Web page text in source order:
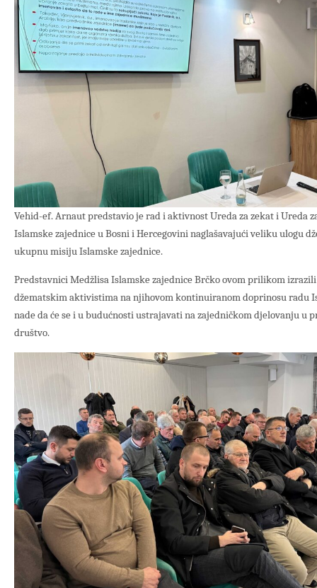
Vehid-ef. Arnaut predstavio je rad i aktivnost Ureda za zekat i Ureda
Islamske zajednice u Bosni i Hercegovini naglašavajući veliku ulogu
ukupnu misiju Islamske zajednice.
Predstavnici Medžlisa Islamske zajednice Brčko ovom prilikom
džematskim aktivistima na njihovom kontinuiranom doprinosu radu
nade da će se i u budućnosti ustrajavati na zajedničkom djelovanju u
društvo.